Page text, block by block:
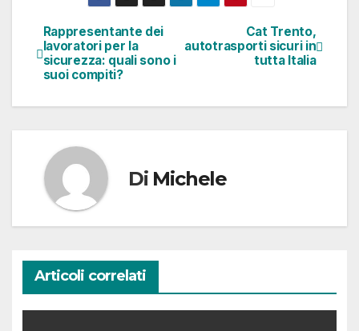
Navigazione
articoli
Cat Trento,
autotrasporti sicuri in
tutta Italia
Rappresentante dei
lavoratori per la
sicurezza: quali sono i
suoi compiti?
Di Michele
Articoli correlati